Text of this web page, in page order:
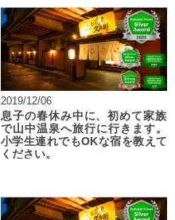
2019/12/06
息子の春休み中に、初めて家族
で山中温泉へ旅行に行きます。
小学生連れでもOKな宿を教えて
ください。